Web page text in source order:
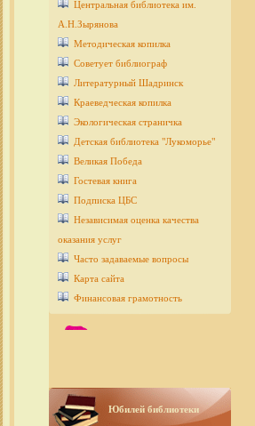
Центральная библиотека им.
А.Н.Зырянова
Методическая копилка
Советует библиограф
Литературный Шадринск
Краеведческая копилка
Экологическая страничка
Детcкая библиотека "Лукоморье"
Великая Победа
Гостевая книга
Подписка ЦБС
Независимая оценка качества
оказания услуг
Часто задаваемые вопросы
Карта сайта
Финансовая грамотность
Юбилей библиотеки